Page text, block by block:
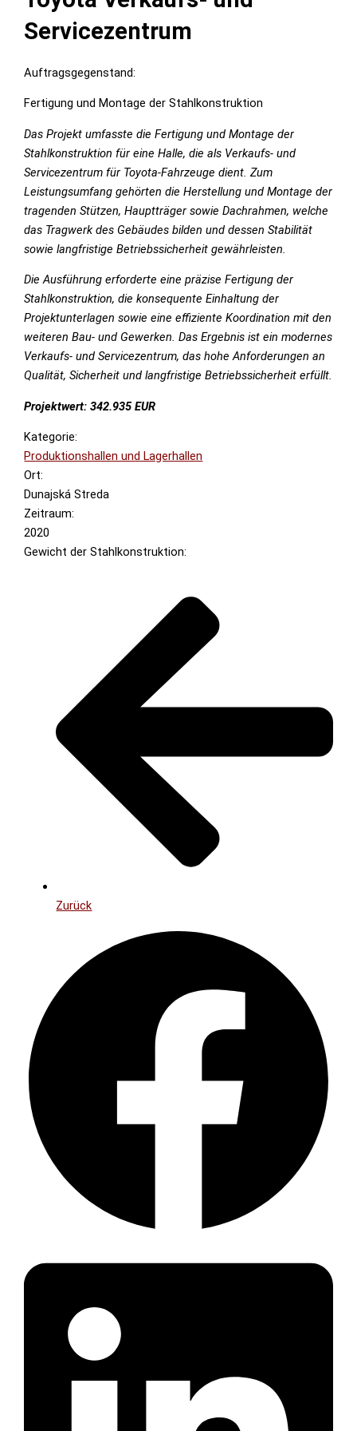
Servicezentrum
Auftragsgegenstand:
Fertigung und Montage der Stahlkonstruktion
Das Projekt umfasste die Fertigung und Montage der
Stahlkonstruktion für eine Halle, die als Verkaufs- und
Servicezentrum für Toyota-Fahrzeuge dient. Zum
Leistungsumfang gehörten die Herstellung und Montage der
tragenden Stützen, Hauptträger sowie Dachrahmen, welche
das Tragwerk des Gebäudes bilden und dessen Stabilität
sowie langfristige Betriebssicherheit gewährleisten.
Die Ausführung erforderte eine präzise Fertigung der
Stahlkonstruktion, die konsequente Einhaltung der
Projektunterlagen sowie eine effiziente Koordination mit den
weiteren Bau- und Gewerken. Das Ergebnis ist ein modernes
Verkaufs- und Servicezentrum, das hohe Anforderungen an
Qualität, Sicherheit und langfristige Betriebssicherheit erfüllt.
Projektwert: 342.935 EUR
Kategorie:
Produktionshallen und Lagerhallen
Ort:
Dunajská Streda
Zeitraum:
2020
Gewicht der Stahlkonstruktion:
Zurück